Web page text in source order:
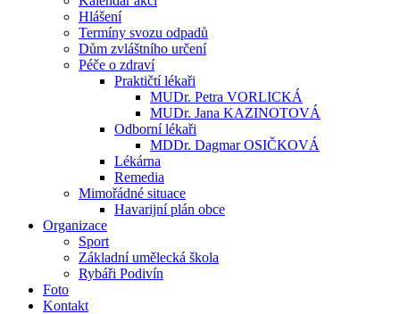
Hlášení
Termíny svozu odpadů
Dům zvláštního určení
Péče o zdraví
Praktičtí lékaři
MUDr. Petra VORLICKÁ
MUDr. Jana KAZINOTOVÁ
Odborní lékaři
MDDr. Dagmar OSIČKOVÁ
Lékárna
Remedia
Mimořádné situace
Havarijní plán obce
Organizace
Sport
Základní umělecká škola
Rybáři Podivín
Foto
Kontakt